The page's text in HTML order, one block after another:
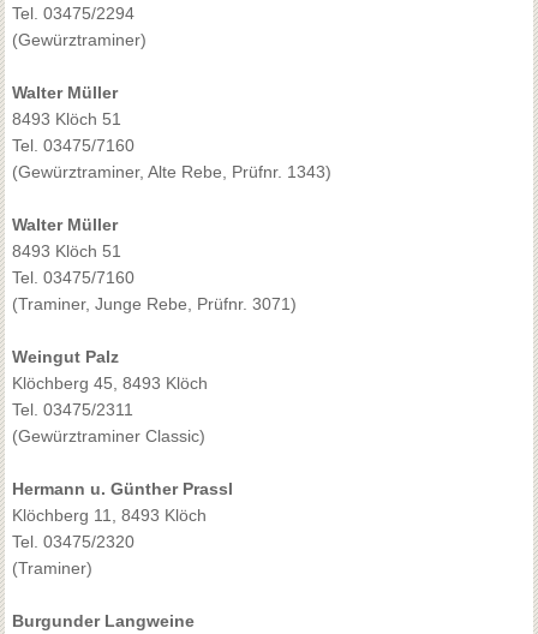
Tel. 03475/2294
(Gewürztraminer)
Walter Müller
8493 Klöch 51
Tel. 03475/7160
(Gewürztraminer, Alte Rebe, Prüfnr. 1343)
Walter Müller
8493 Klöch 51
Tel. 03475/7160
(Traminer, Junge Rebe, Prüfnr. 3071)
Weingut Palz
Klöchberg 45, 8493 Klöch
Tel. 03475/2311
(Gewürztraminer Classic)
Hermann u. Günther Prassl
Klöchberg 11, 8493 Klöch
Tel. 03475/2320
(Traminer)
Burgunder Langweine